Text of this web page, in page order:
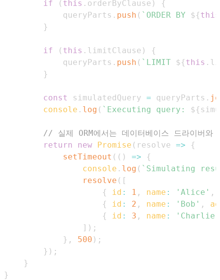
if ( this . orderByClause )
{
            queryParts
. push ( ` ORDER BY ${this
}
if ( this . limitClause )
{
            queryParts
. push ( ` LIMIT ${this .
}
const simulatedQuery = queryParts .
console . log ( ` Executing query: ${
// 실제 ORM에서는 데이터베이스 드라이버와
return
new Promise ( resolve =>
{
setTimeout ( ( ) =>
{
console . log ( ` Simulating
resolve ( [
{
id : 1 , name : 'Alice' ,
{
id : 2 , name : 'Bob' ,
{
id : 3 , name :
'Charlie'
] ) ;
} , 500 ) ;
} ) ;
}
}